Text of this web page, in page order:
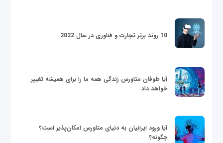
10 روند برتر تجارت و فناوری در سال 2022
آیا طوفان متاورس زندگی همه ما را برای همیشه تغییر
خواهد داد
آیا ورود ایرانیان به دنیای متاورس امکان‌پذیر است؟
چگونه؟